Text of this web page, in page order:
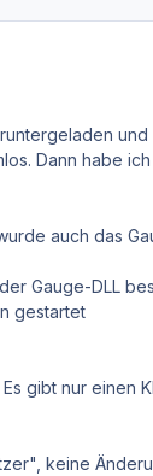
und
Dann habe
auch das
Gauge-DLL
gestartet
gibt nur einen
keine